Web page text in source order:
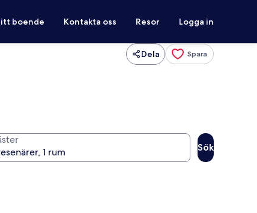
boende Kontakta oss Resor Logga in
Dela Spara
Sök